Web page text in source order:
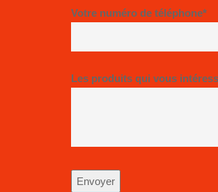
Votre numéro de téléphone*
Les produits qui vous